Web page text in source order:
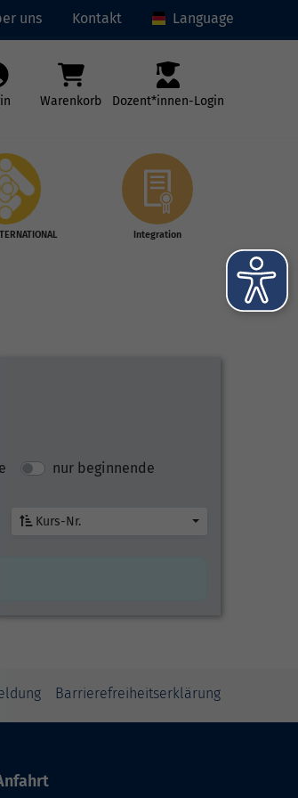
uns Kontakt Language
Warenkorb Dozent*innen-Login
Integration
nur beginnende
Kurs-Nr.
Barrierefreiheitserklärung